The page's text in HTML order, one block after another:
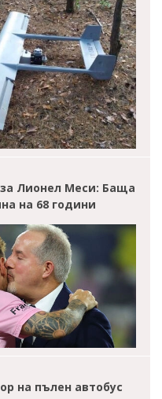
Лионел Меси: Баща
на 68 години
на пълен автобус